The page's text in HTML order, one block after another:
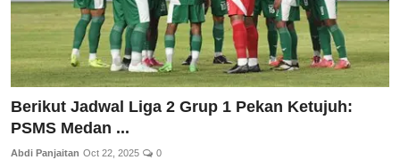
Berikut Jadwal Liga 2 Grup 1 Pekan Ketujuh:
PSMS Medan ...
Abdi Panjaitan Oct 22, 2025 0